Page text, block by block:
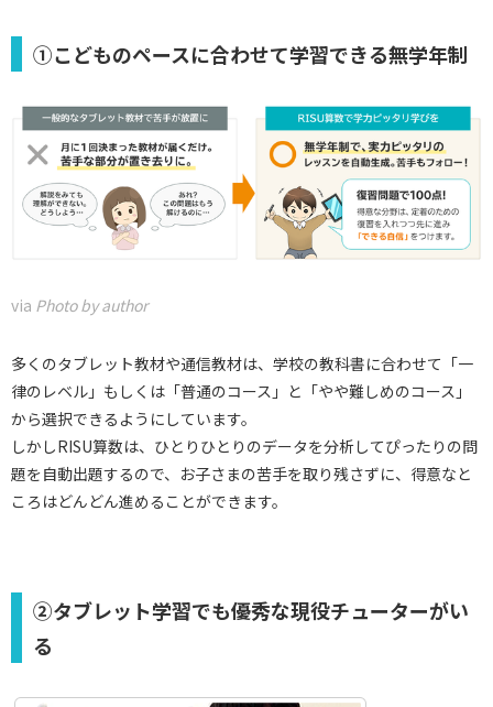
①こどものペースに合わせて学習できる無学年制
via Photo by author
多くのタブレット教材や通信教材は、学校の教科書に合わせて「一
律のレベル」もしくは「普通のコース」と「やや難しめのコース」
から選択できるようにしています。
しかしRISU算数は、ひとりひとりのデータを分析してぴったりの問
題を自動出題するので、お子さまの苦手を取り残さずに、得意なと
ころはどんどん進めることができます。
②タブレット学習でも優秀な現役チューターがい
る